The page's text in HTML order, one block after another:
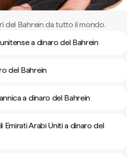
del Bahrein da tutto il mondo.
a dinaro del Bahrein
del Bahrein
a dinaro del Bahrein
Emirati Arabi Uniti a dinaro del